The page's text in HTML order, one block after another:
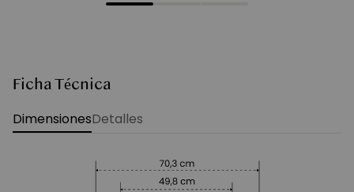
Ficha Técnica
DimensionesDetalles